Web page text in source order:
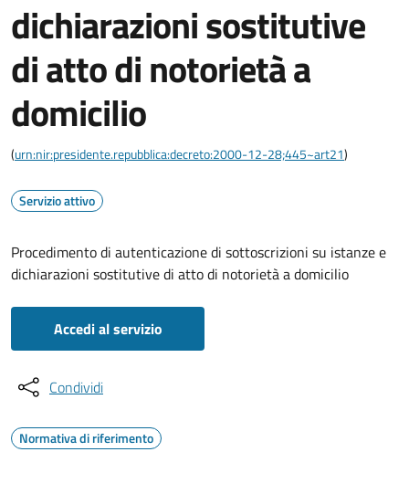
dichiarazioni sostitutive
di atto di notorietà a
domicilio
(urn:nir:presidente.repubblica:decreto:2000-12-28;445~art21)
Servizio attivo
Procedimento di autenticazione di sottoscrizioni su istanze e
dichiarazioni sostitutive di atto di notorietà a domicilio
Accedi al servizio
Condividi
Normativa di riferimento